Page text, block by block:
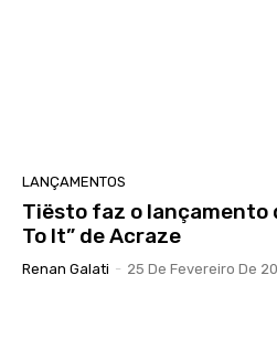
LANÇAMENTOS
Tiësto faz o lançamento
To It” de Acraze
Renan Galati - 25 De Fevereiro De